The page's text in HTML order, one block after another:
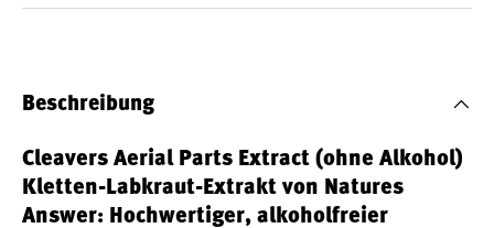
Beschreibung
Cleavers Aerial Parts Extract (ohne Alkohol)
Kletten-Labkraut-Extrakt von Natures
Answer: Hochwertiger, alkoholfreier